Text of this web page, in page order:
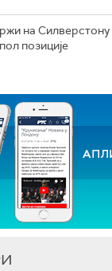
на Силверстону
позиције